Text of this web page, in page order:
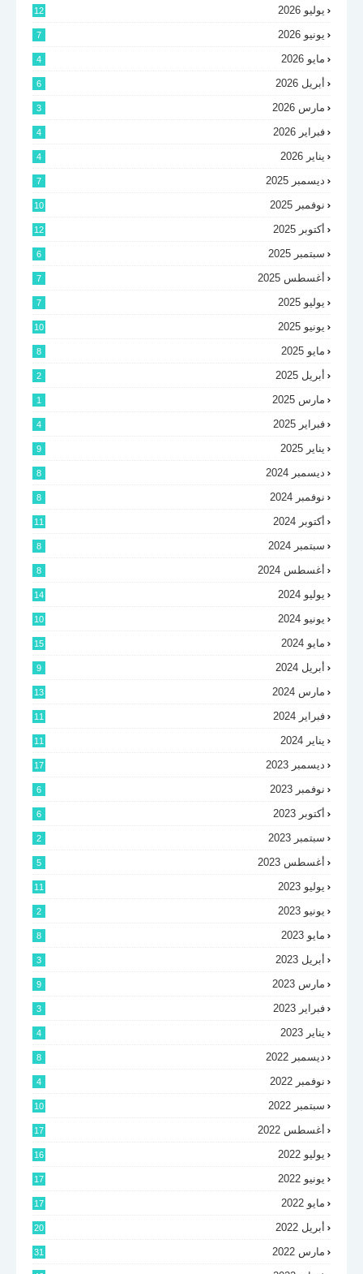
يوليو 2026 12
يونيو 2026 7
مايو 2026 4
أبريل 2026 6
مارس 2026 3
فبراير 2026 4
يناير 2026 4
ديسمبر 2025 7
نوفمبر 2025 10
أكتوبر 2025 12
سبتمبر 2025 6
أغسطس 2025 7
يوليو 2025 7
يونيو 2025 10
مايو 2025 8
أبريل 2025 2
مارس 2025 1
فبراير 2025 4
يناير 2025 9
ديسمبر 2024 8
نوفمبر 2024 8
أكتوبر 2024 11
سبتمبر 2024 8
أغسطس 2024 8
يوليو 2024 14
يونيو 2024 10
مايو 2024 15
أبريل 2024 9
مارس 2024 13
فبراير 2024 11
يناير 2024 11
ديسمبر 2023 17
نوفمبر 2023 6
أكتوبر 2023 6
سبتمبر 2023 2
أغسطس 2023 5
يوليو 2023 11
يونيو 2023 2
مايو 2023 8
أبريل 2023 3
مارس 2023 9
فبراير 2023 3
يناير 2023 4
ديسمبر 2022 8
نوفمبر 2022 4
سبتمبر 2022 10
أغسطس 2022 17
يوليو 2022 16
يونيو 2022 17
مايو 2022 17
أبريل 2022 20
مارس 2022 31